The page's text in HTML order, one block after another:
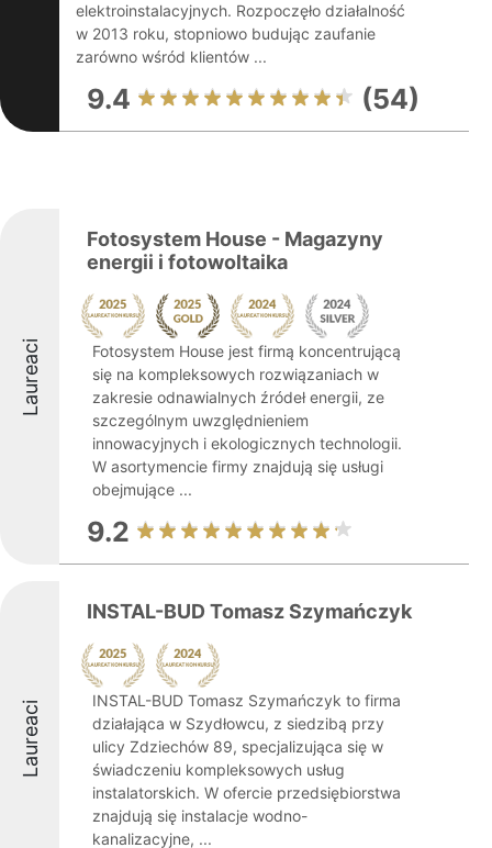
elektroinstalacyjnych. Rozpoczęło działalność
w 2013 roku, stopniowo budując zaufanie
zarówno wśród klientów ...
9.4 (54)
Laureaci
Fotosystem House - Magazyny
energii i fotowoltaika
Fotosystem House jest firmą koncentrującą
się na kompleksowych rozwiązaniach w
zakresie odnawialnych źródeł energii, ze
szczególnym uwzględnieniem
innowacyjnych i ekologicznych technologii.
W asortymencie firmy znajdują się usługi
obejmujące ...
9.2
Laureaci
INSTAL-BUD Tomasz Szymańczyk
INSTAL-BUD Tomasz Szymańczyk to firma
działająca w Szydłowcu, z siedzibą przy
ulicy Zdziechów 89, specjalizująca się w
świadczeniu kompleksowych usług
instalatorskich. W ofercie przedsiębiorstwa
znajdują się instalacje wodno-
kanalizacyjne, ...